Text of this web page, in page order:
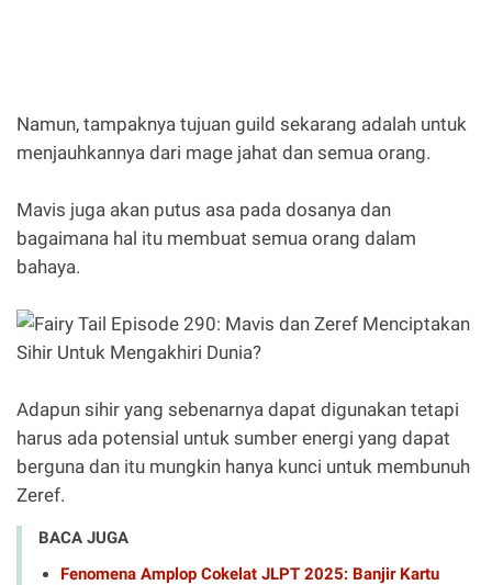
Namun, tampaknya tujuan guild sekarang adalah untuk
menjauhkannya dari mage jahat dan semua orang.
Mavis juga akan putus asa pada dosanya dan
bagaimana hal itu membuat semua orang dalam
bahaya.
Adapun sihir yang sebenarnya dapat digunakan tetapi
harus ada potensial untuk sumber energi yang dapat
berguna dan itu mungkin hanya kunci untuk membunuh
Zeref.
BACA JUGA
Fenomena Amplop Cokelat JLPT 2025: Banjir Kartu